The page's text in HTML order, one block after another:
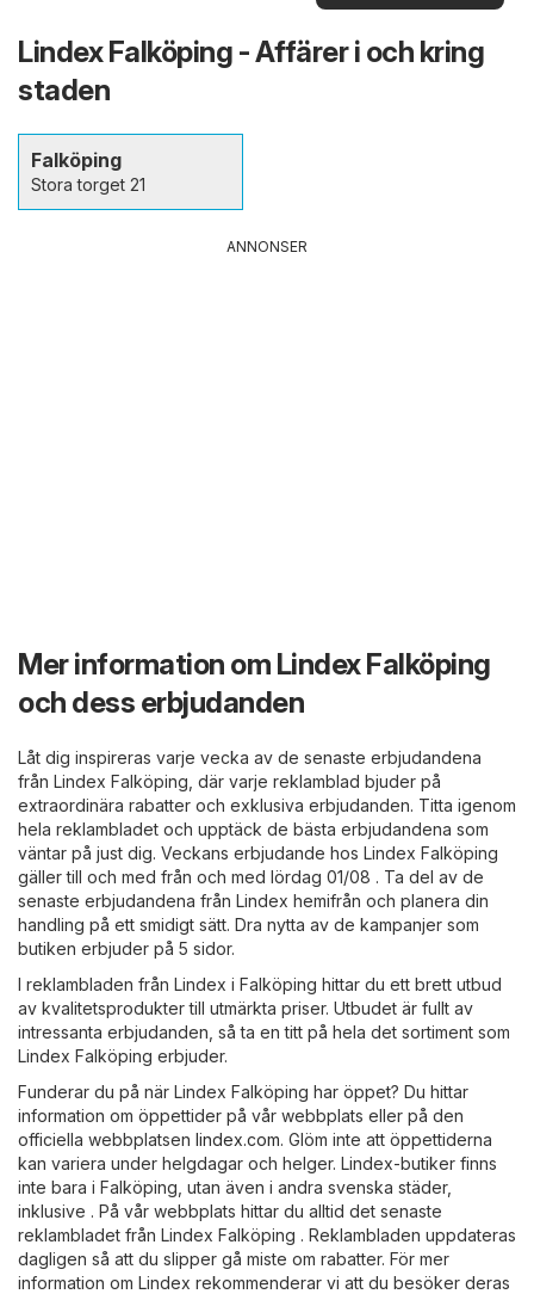
erbjudanden
Lindex Falköping - Affärer i och kring
staden
Falköping
Stora torget 21
ANNONSER
Mer information om Lindex Falköping
och dess erbjudanden
Låt dig inspireras varje vecka av de senaste erbjudandena
från Lindex Falköping, där varje reklamblad bjuder på
extraordinära rabatter och exklusiva erbjudanden. Titta igenom
hela reklambladet och upptäck de bästa erbjudandena som
väntar på just dig. Veckans erbjudande hos Lindex Falköping
gäller till och med från och med lördag 01/08 . Ta del av de
senaste erbjudandena från Lindex hemifrån och planera din
handling på ett smidigt sätt. Dra nytta av de kampanjer som
butiken erbjuder på 5 sidor.
I reklambladen från Lindex i Falköping hittar du ett brett utbud
av kvalitetsprodukter till utmärkta priser. Utbudet är fullt av
intressanta erbjudanden, så ta en titt på hela det sortiment som
Lindex Falköping erbjuder.
Funderar du på när Lindex Falköping har öppet? Du hittar
information om öppettider på vår webbplats eller på den
officiella webbplatsen lindex.com. Glöm inte att öppettiderna
kan variera under helgdagar och helger. Lindex-butiker finns
inte bara i Falköping, utan även i andra svenska städer,
inklusive . På vår webbplats hittar du alltid det senaste
reklambladet från Lindex Falköping . Reklambladen uppdateras
dagligen så att du slipper gå miste om rabatter. För mer
information om Lindex rekommenderar vi att du besöker deras